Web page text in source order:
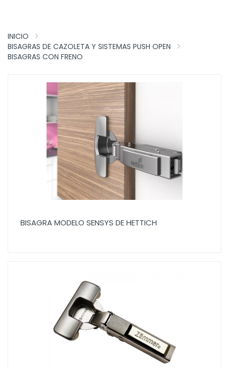
INICIO
BISAGRAS DE CAZOLETA Y SISTEMAS PUSH OPEN
BISAGRAS CON FRENO
BISAGRA MODELO SENSYS DE HETTICH